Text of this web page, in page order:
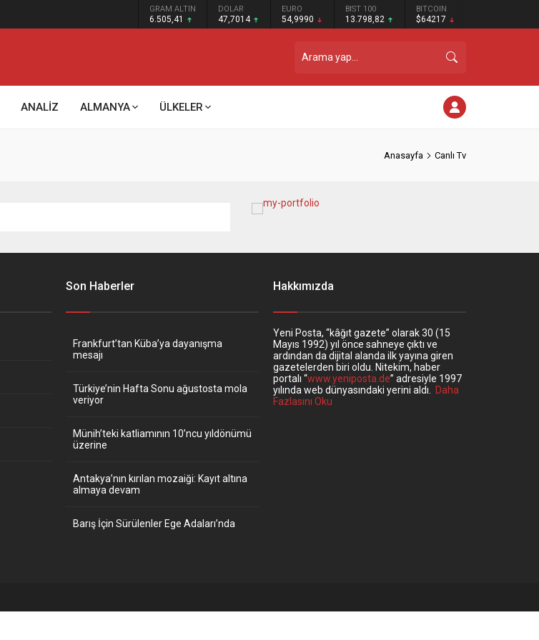
GRAM ALTIN
6.505,41
DOLAR
47,7014
EURO
54,9990
BIST 100
13.798,82
BITCOIN
$64217
ANALİZ ALMANYA ÜLKELER
Anasayfa Canlı Tv
Son Haberler
Frankfurt’tan Küba’ya dayanışma
mesajı
Türkiye’nin Hafta Sonu ağustosta mola
veriyor
Münih’teki katliamının 10’ncu yıldönümü
üzerine
Antakya’nın kırılan mozaiği: Kayıt altına
almaya devam
Barış İçin Sürülenler Ege Adaları’nda
Hakkımızda
Yeni Posta, “kâğıt gazete” olarak 30 (15
Mayıs 1992) yıl önce sahneye çıktı ve
ardından da dijital alanda ilk yayına giren
gazetelerden biri oldu. Nitekim, haber
portalı “www.yeniposta.de” adresiyle 1997
yılında web dünyasındaki yerini aldı.
Daha
Fazlasını Oku